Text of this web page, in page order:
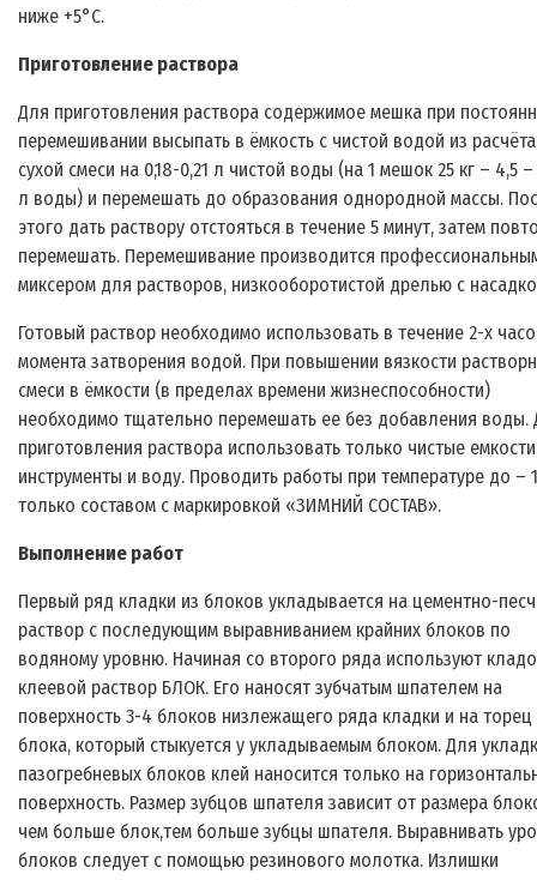
ниже +5°С.
Приготовление раствора
Для приготовления раствора содержимое мешка при
перемешивании высыпать в ёмкость с чистой водой из расчёта
сухой смеси на 0,18-0,21 л чистой воды (на 1 мешок 25 кг – 4,5 –
л воды) и перемешать до образования однородной массы.
этого дать раствору отстояться в течение 5 минут, затем
перемешать. Перемешивание производится
миксером для растворов, низкооборотистой дрелью с
Готовый раствор необходимо использовать в течение 2-х
момента затворения водой. При повышении вязкости
смеси в ёмкости (в пределах времени жизнеспособности)
необходимо тщательно перемешать ее без добавления воды.
приготовления раствора использовать только чистые
инструменты и воду. Проводить работы при температуре до –
только составом с маркировкой «ЗИМНИЙ СОСТАВ».
Выполнение работ
Первый ряд кладки из блоков укладывается на цементно-
раствор с последующим выравниванием крайних блоков по
водяному уровню. Начиная со второго ряда используют
клеевой раствор БЛОК. Его наносят зубчатым шпателем на
поверхность 3-4 блоков низлежащего ряда кладки и на торец
блока, который стыкуется у укладываемым блоком. Для
пазогребневых блоков клей наносится только на
поверхность. Размер зубцов шпателя зависит от размера
чем больше блок,тем больше зубцы шпателя. Выравнивать
блоков следует с помощью резинового молотка. Излишки